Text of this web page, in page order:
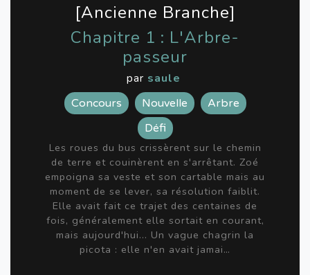
[Ancienne Branche]
Chapitre 1 : L'Arbre-
passeur
par saule
Concours Nouvelle
Arbre
Défi
Les roues du bus crissèrent sur le chemin
de terre et couinèrent en s'arrêtant. Zoé
empoigna sa veste et son cartable mais au
moment de se lever, sa résolution faiblit.
Elle avait fait ce trajet des centaines de
fois, généralement elle sortait en courant,
mais aujourd'hui... Un vague chagrin la
picota : elle n'en avait jamai…